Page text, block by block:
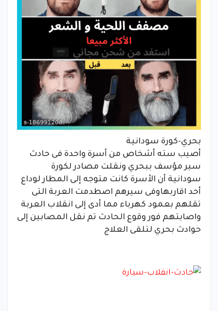
بحري-كورة سودانية
أصيب سته أشخاص من أسرة واحدة فى حادث
سير مؤسف ببحري ونقلت مصادر لكورة
سودانية أن الأسرة كانت متوجه إلى المطار لوداع
أحد اقاربهاوفى سيرهم اصطدمت العربة التى
تقلهم بعمود كهرباء مما أدى إلى انقلاب العربة
واصابتهم فور وقوع الحادث تم نقل المصابين إلى
حوادث بحري لتلقى العلاج